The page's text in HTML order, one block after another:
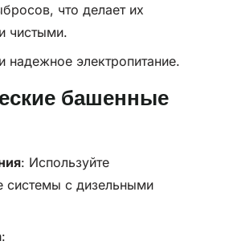
что делает их
чистыми.
надежное электропитание.
башенные
: Используйте
системы с дизельными
: